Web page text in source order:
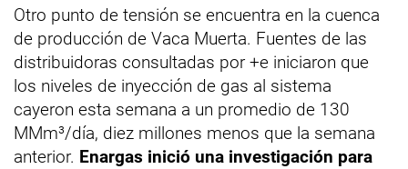
Otro punto de tensión se encuentra en la cuenca
de producción de Vaca Muerta. Fuentes de las
distribuidoras consultadas por +e iniciaron que
los niveles de inyección de gas al sistema
cayeron esta semana a un promedio de 130
MMm³/día, diez millones menos que la semana
anterior. Enargas inició una investigación para